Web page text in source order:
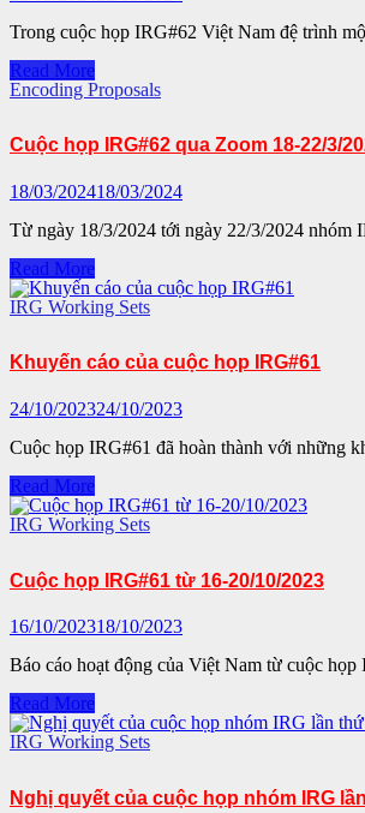
Trong cuộc họp IRG#62 Việt Nam đệ trình
Đề
xuất
chữ
Nôm
tại
IRG#62
Read More
Encoding Proposals
Cuộc họp IRG#62 qua Zoom 18-22/3/
18/03/202418/03/2024
Từ ngày 18/3/2024 tới ngày 22/3/2024
Cuộc
họp
IRG#62
18-
Read More
IRG Working Sets
Khuyến cáo của cuộc họp IRG#61
24/10/202324/10/2023
Cuộc họp IRG#61 đã hoàn thành với những
Khuyến
cáo
của
IRG#61
Read More
IRG Working Sets
Cuộc họp IRG#61 từ 16-20/10/2023
16/10/202318/10/2023
Báo cáo hoạt động của Việt Nam từ cuộc
Cuộc
họp
IRG#61
20/10/2023
Read More
IRG Working Sets
Nghị quyết của cuộc họp nhóm IRG